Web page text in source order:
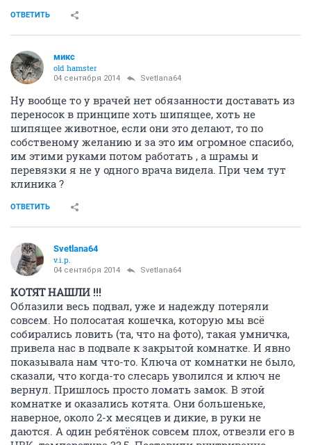
ОТВЕТИТЬ
микс
old hamster
04 сентября 2014 Svetlana64
Ну вообще то у врачей нет обязанности доставать из
переносок в принципе хоть шипящее, хоть не
шипящее животное, если они это делают, то по
собственому желанию и за это им огромное спасибо,
им этими руками потом работать , а шрамы и
перевязки я не у одного врача видела. При чем тут
клиника ?
ОТВЕТИТЬ
Svetlana64
v.i.p.
04 сентября 2014 Svetlana64
КОТЯТ НАШЛИ !!!
Облазили весь подвал, уже и надежду потеряли
совсем. Но полосатая кошечка, которую мы всё
собирались ловить (та, что на фото), такая умничка,
привела нас в подвале к закрытой комнатке. И явно
показывала нам что-то. Ключа от комнатки не было,
сказали, что когда-то слесарь уволился и ключ не
вернул. Пришлось просто ломать замок. В этой
комнатке и оказались котята. Они большеньке,
наверное, около 2-х месяцев и дикие, в руки не
даются. А один ребятёнок совсем плох, отвезли его в